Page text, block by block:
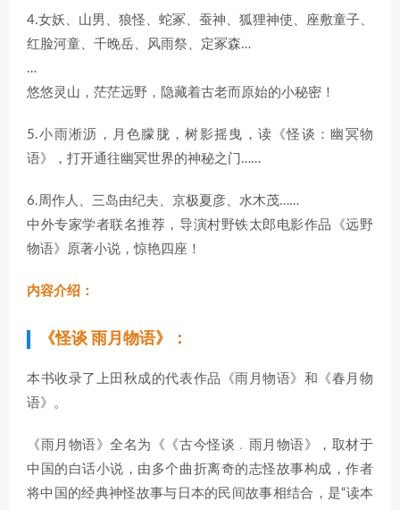
4.女妖、山男、狼怪、蛇冢、蚕神、狐狸神使、座敷童子、
红脸河童、千晚岳、风雨祭、定冢森…
…
悠悠灵山，茫茫远野，隐藏着古老而原始的小秘密！
5.小雨淅沥，月色朦胧，树影摇曳，读《怪谈：幽冥物
语》，打开通往幽冥世界的神秘之门……
6.周作人、三岛由纪夫、京极夏彦、水木茂……
中外专家学者联名推荐，导演村野铁太郎电影作品《远野
物语》原著小说，惊艳四座！
内容介绍：
《怪谈 雨月物语》：
本书收录了上田秋成的代表作品《雨月物语》和《春月物
语》。
《雨月物语》全名为《《古今怪谈﹒雨月物语》，取材于
中国的白话小说，由多个曲折离奇的志怪故事构成，作者
将中国的经典神怪故事与日本的民间故事相结合，是“读本